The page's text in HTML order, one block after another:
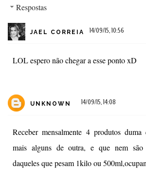
Respostas
JAEL CORREIA 14/09/15, 10:56
LOL espero não chegar a esse ponto xD
UNKNOWN 14/09/15, 14:08
Receber mensalmente 4 produtos duma
mais alguns de outra, e que nem são
daqueles que pesam 1kilo ou